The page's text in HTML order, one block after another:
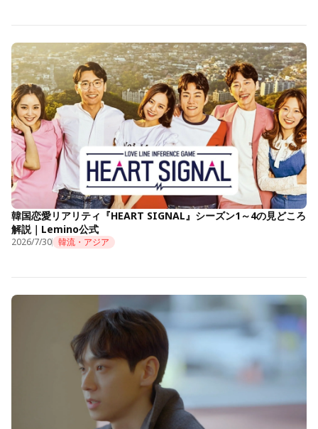
韓国恋愛リアリティ『HEART SIGNAL』シーズン1～4の見どころ
解説｜Lemino公式
2026/7/30 韓流・アジア